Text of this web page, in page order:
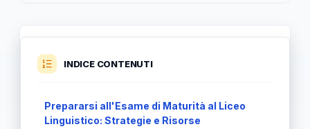
INDICE CONTENUTI
Prepararsi all'Esame di Maturità al Liceo
Linguistico: Strategie e Risorse